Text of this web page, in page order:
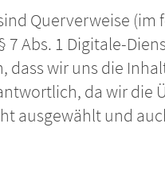
Querverweise (im
Abs. 1 Digitale-
dass wir uns die
da wir
ausgewählt und